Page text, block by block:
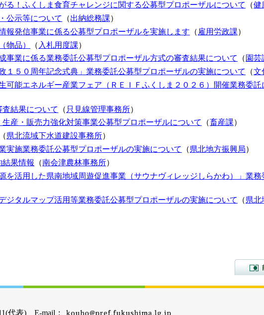
る！ふくしま食育チャレンジに関する公募型プロポーザルについて （健
公示等について （出納総務課）
報発信事業に係る公募型プロポーザルを実施します （ 雇用労政課）
物品） （ 入札用度課）
事業に係る業務委託公募型プロポーザル方式の審査結果について （ 園芸
１５０周年記念式典」業務委託公募型プロポーザルの実施について （文
可能エネルギー産業フェア（ＲＥＩＦふくしま２０２６）開催業務委
結果について （ 只見線管理事務所）
産・販売力強化対策事業公募型プロポーザルについて （ 畜産課）
（県北流域下水道建設事務所）
実施業務委託公募型プロポーザルの実施について （県北地方振興局）
果情報 （南会津農林事務所）
を活用した県南地域周遊促進事業（サウナヴィレッジしらかわ）」業
ジタルマップ活用等業務委託公募型プロポーザルの実施について （県北
代表) E-mail：